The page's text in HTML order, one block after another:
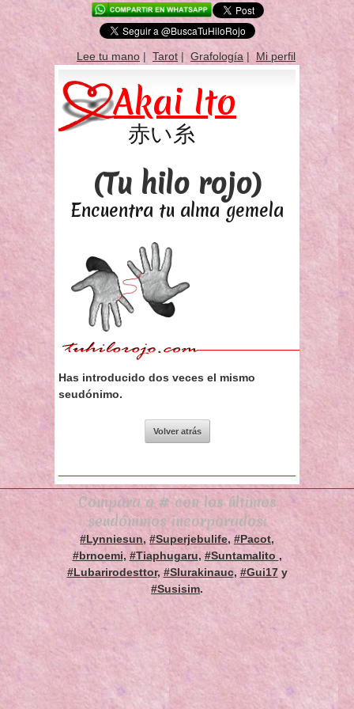
Lee tu mano | Tarot | Grafología | Mi perfil
Akai Ito
赤い糸
(Tu hilo rojo)
Encuentra tu alma gemela
Has introducido dos veces el mismo
seudónimo.
Compara a # con los últimos
seudónimos incorporados:
#Lynniesun, #Superjebulife, #Pacot,
#brnoemi, #Tiaphugaru, #Suntamalito ,
#Lubarirodesttor, #Slurakinauc, #Gui17y
#Susisim.